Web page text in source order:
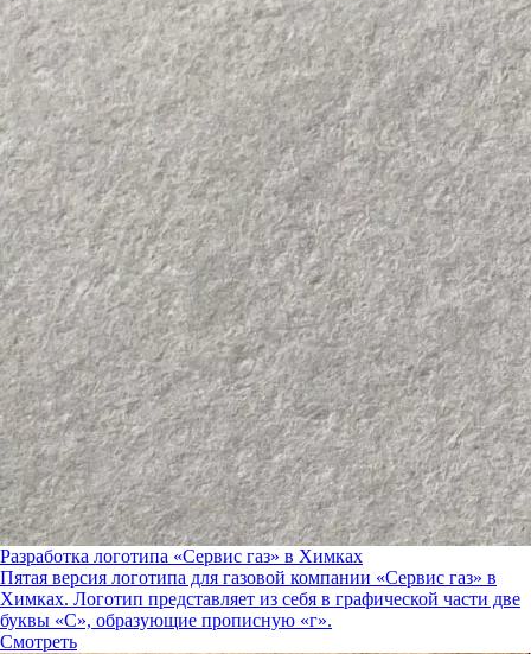
Разработка логотипа «Сервис газ» в Химках
Пятая версия логотипа для газовой компании «Сервис газ» в
Химках. Логотип представляет из себя в графической части две
буквы «С», образующие прописную «г».
Смотреть